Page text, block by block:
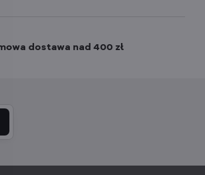
dostawa nad 400 zł